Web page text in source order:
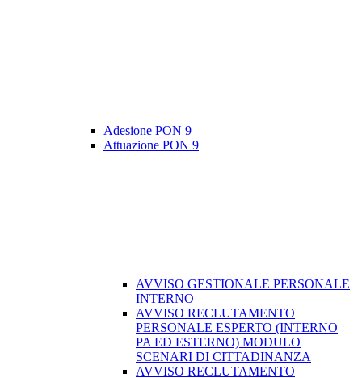
Adesione PON 9
Attuazione PON 9
AVVISO GESTIONALE PERSONALE
INTERNO
AVVISO RECLUTAMENTO
PERSONALE ESPERTO (INTERNO
PA ED ESTERNO) MODULO
SCENARI DI CITTADINANZA
AVVISO RECLUTAMENTO